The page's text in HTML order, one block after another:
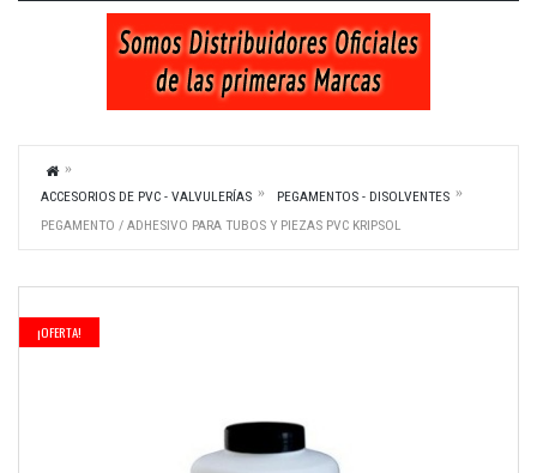
ACCESORIOS DE PVC - VALVULERÍAS
PEGAMENTOS - DISOLVENTES
PEGAMENTO / ADHESIVO PARA TUBOS Y PIEZAS PVC KRIPSOL
¡OFERTA!